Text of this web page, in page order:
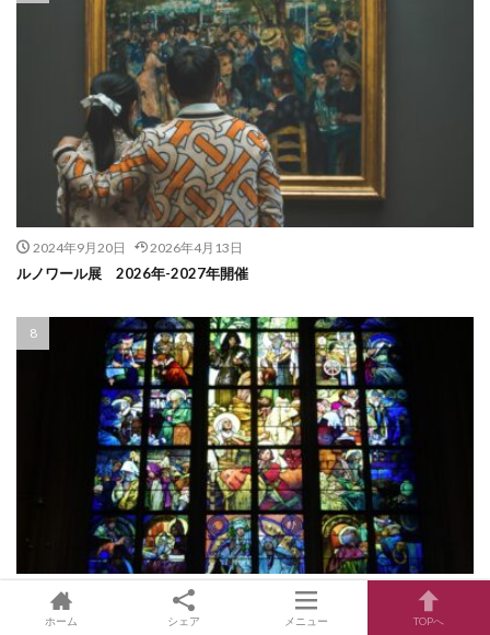
2024年9月20日 2026年4月13日
ルノワール展 2026年-2027年開催
2023年10月27日 2026年7月29日
ミュシャ展 2026年-2027年開催
ホーム シェア メニュー TOPへ